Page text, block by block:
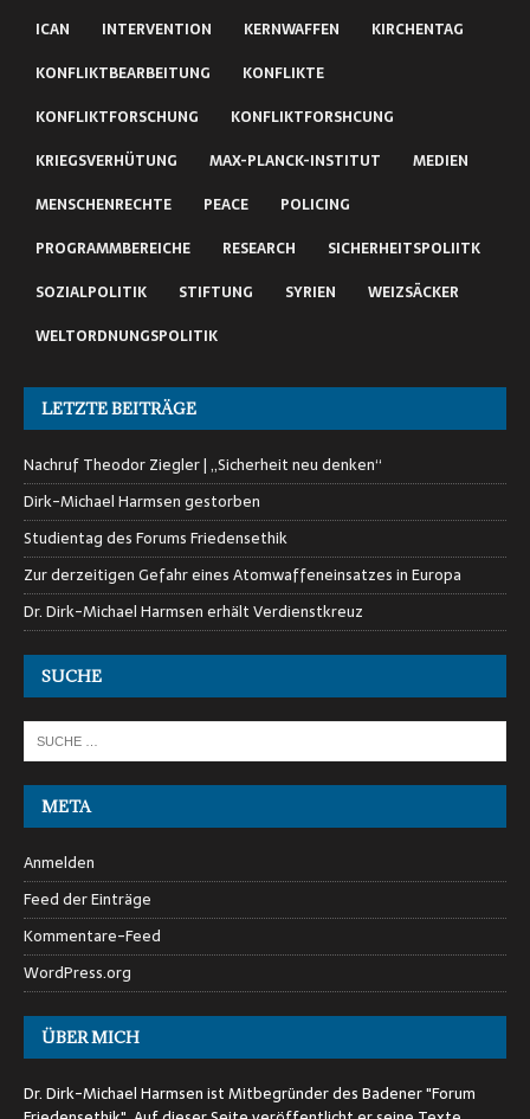
ICAN
INTERVENTION KERNWAFFEN
KIRCHENTAG
KONFLIKTBEARBEITUNG
KONFLIKTE
KONFLIKTFORSCHUNG
KONFLIKTFORSHCUNG
KRIEGSVERHÜTUNG
MAX-PLANCK-INSTITUT
MEDIEN
MENSCHENRECHTE
PEACE
POLICING
PROGRAMMBEREICHE
RESEARCH
SICHERHEITSPOLIITK
SOZIALPOLITIK
STIFTUNG SYRIEN
WEIZSÄCKER
WELTORDNUNGSPOLITIK
LETZTE BEITRÄGE
Nachruf Theodor Ziegler | „Sicherheit neu denken“
Dirk-Michael Harmsen gestorben
Studientag des Forums Friedensethik
Zur derzeitigen Gefahr eines Atomwaffeneinsatzes in Europa
Dr. Dirk-Michael Harmsen erhält Verdienstkreuz
SUCHE
META
Anmelden
Feed der Einträge
Kommentare-Feed
WordPress.org
ÜBER MICH
Dr. Dirk-Michael Harmsen ist Mitbegründer des Badener "Forum